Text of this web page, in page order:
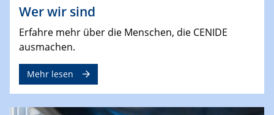
Wer wir sind
Erfahre mehr über die Menschen, die CENIDE
ausmachen.
Mehr lesen